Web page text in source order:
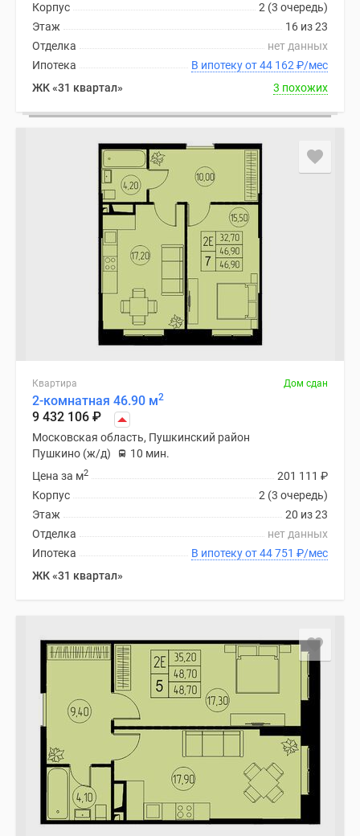
2 (3 очередь)
Корпус
16 из 23
Этаж
нет данных
Отделка
В ипотеку от 44 162 ₽/мес
Ипотека
ЖК «31 квартал»
3 похожих
Квартира Дом сдан
2-комнатная 46.90 м2
9 432 106 ₽
Московская область, Пушкинский район
Пушкино (ж/д)
10 мин.
201 111 ₽
Цена за м2
2 (3 очередь)
Корпус
20 из 23
Этаж
нет данных
Отделка
В ипотеку от 44 751 ₽/мес
Ипотека
ЖК «31 квартал»